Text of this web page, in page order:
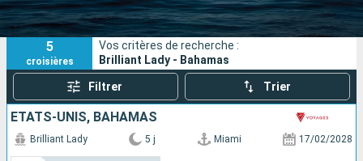
Ports Compagnies
Rechercher
5
croisières
Vos critères de recherche :
Brilliant Lady - Bahamas
Filtrer Trier
ÉTATS-UNIS, BAHAMAS
Brilliant Lady 5 j Miami 17/02/2028